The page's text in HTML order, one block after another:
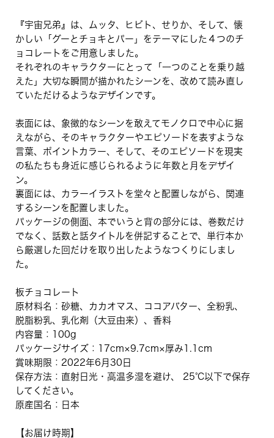
『宇宙兄弟』は、ムッタ、ヒビト、せりか、そして、懐
かしい「グーとチョキとパー」をテーマにした４つのチ
ョコレートをご用意しました。
それぞれのキャラクターにとって「一つのことを乗り越
えた」大切な瞬間が描かれたシーンを、改めて読み直し
ていただけるようなデザインです。
表面には、象徴的なシーンを敢えてモノクロで中心に据
えながら、そのキャラクターやエピソードを表すような
言葉、ポイントカラー、そして、そのエピソードを現実
の私たちも身近に感じられるように年数と月をデザイ
ン。
裏面には、カラーイラストを堂々と配置しながら、関連
するシーンを配置しました。
パッケージの側面、本でいうと背の部分には、巻数だけ
でなく、話数と話タイトルを併記することで、単行本か
ら厳選した回だけを取り出したようなつくりにしまし
た。
板チョコレート
原材料名：砂糖、カカオマス、ココアバター、全粉乳、
脱脂粉乳、乳化剤（大豆由来）、香料
内容量：100g
パッケージサイズ：17cm×9.7cm×厚み1.1cm
賞味期限：2022年6月30日
保存方法：直射日光・高温多湿を避け、 25°C以下で保存
してください。
原産国名：日本
【お届け時期】